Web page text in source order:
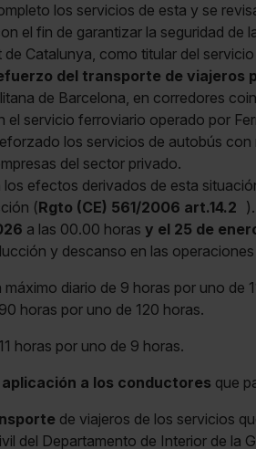
los servicios de esta y se
el fin de garantizar la seguridad de
de Catalunya, como titular del
del transporte de viajeros
de Barcelona, en corredores
el servicio ferroviario operado por
los servicios de autobús
del sector privado.
efectos derivados de esta
(Rgto (CE) 561/2006 art.14.2 ).
a las 00.00 horas y el 25 de
y descanso en las
diario de 9 horas por uno de
horas por uno de 120 horas.
horas por uno de 9 horas.
aplicación a los conductores que
de viajeros de los servicios
del Departamento de Interior de la